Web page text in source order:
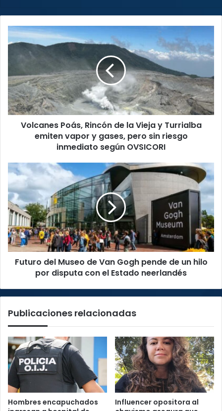
Volcanes
Poás,
Vieja
y
Turrialba
emiten
vapor
sin
riesgo
inmediato
según
OVSICORI
Volcanes Poás, Rincón de la Vieja y Turrialba
emiten vapor y gases, pero sin riesgo
inmediato según OVSICORI
Futuro
del
Museo
de
Van
Gogh
pende
de
un
hilo
Estado
Futuro del Museo de Van Gogh pende de un hilo
por disputa con el Estado neerlandés
Publicaciones relacionadas
Hombres encapuchados
Influencer opositora al